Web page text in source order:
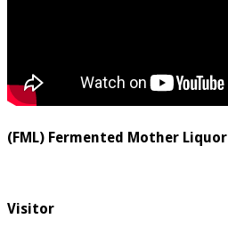
(FML) Fermented Mother Liquor
Visitor